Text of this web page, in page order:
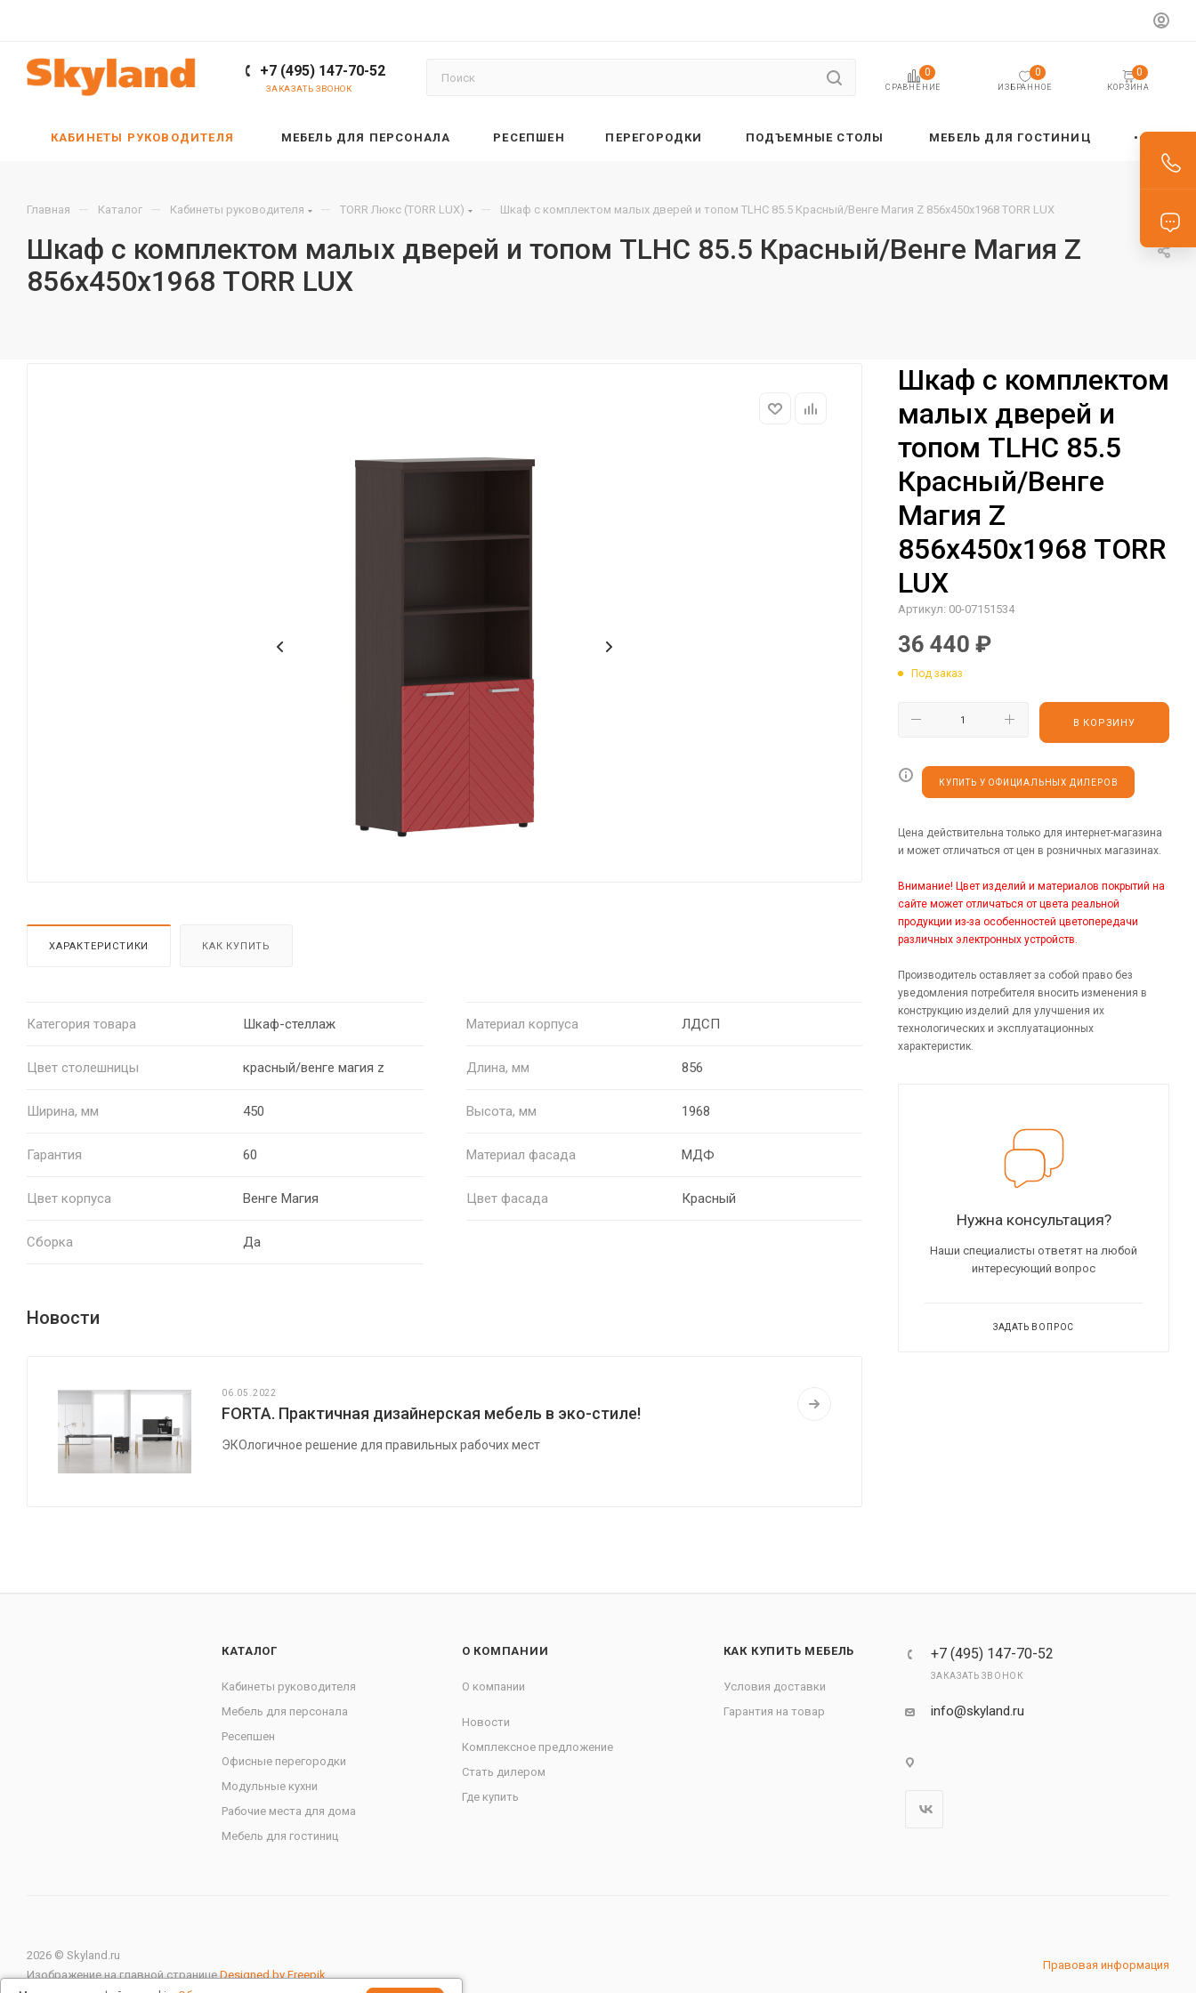
+7 (495) 147-70-52
ЗАКАЗАТЬ ЗВОНОК СРАВНЕНИЕ
0
ИЗБРАННОЕ
0
КОРЗИНА
0
КАБИНЕТЫ РУКОВОДИТЕЛЯ МЕБЕЛЬ ДЛЯ ПЕРСОНАЛА РЕСЕПШЕН ПЕРЕГОРОДКИ ПОДЪЕМНЫЕ СТОЛЫ МЕБЕЛЬ ДЛЯ ГОСТИНИЦ
Главная — Каталог — Кабинеты руководителя — TORR Люкс (TORR LUX) — Шкаф с комплектом малых дверей и топом TLHC 85.5 Красный/Венге Магия Z 856х450х1968 TORR LUX
Шкаф с комплектом малых дверей и топом TLHC 85.5 Красный/Венге Магия Z
856х450х1968 TORR LUX
ХАРАКТЕРИСТИКИ КАК КУПИТЬ
Категория товара Шкаф-стеллаж Материал корпуса ЛДСП
Цвет столешницы красный/венге магия z Длина, мм 856
Ширина, мм 450 Высота, мм 1968
Гарантия 60 Материал фасада МДФ
Цвет корпуса Венге Магия Цвет фасада Красный
Сборка Да
Новости
06.05.2022
FORTA. Практичная дизайнерская мебель в эко-стиле!
ЭКОлогичное решение для правильных рабочих мест
Шкаф с комплектом
малых дверей и
топом TLHC 85.5
Красный/Венге
Магия Z
856х450х1968 TORR
LUX
Артикул: 00-07151534
36 440 ₽
Под заказ
В КОРЗИНУ
КУПИТЬ У ОФИЦИАЛЬНЫХ ДИЛЕРОВ
Цена действительна только для интернет-магазина
и может отличаться от цен в розничных магазинах.
Внимание! Цвет изделий и материалов покрытий на
сайте может отличаться от цвета реальной
продукции из-за особенностей цветопередачи
различных электронных устройств.
Производитель оставляет за собой право без
уведомления потребителя вносить изменения в
конструкцию изделий для улучшения их
технологических и эксплуатационных
характеристик.
Нужна консультация?
Наши специалисты ответят на любой
интересующий вопрос
ЗАДАТЬ ВОПРОС
КАТАЛОГ
Кабинеты руководителя
Мебель для персонала
Ресепшен
Офисные перегородки
Модульные кухни
Рабочие места для дома
Мебель для гостиниц
О КОМПАНИИ
О компании
Новости
Комплексное предложение
Стать дилером
Где купить
КАК КУПИТЬ МЕБЕЛЬ
Условия доставки
Гарантия на товар
+7 (495) 147-70-52
ЗАКАЗАТЬ ЗВОНОК
info@skyland.ru
2026 © Skyland.ru
Изображение на главной страницеDesigned by Freepik
Правовая информация